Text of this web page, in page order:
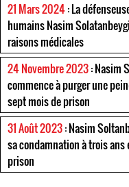
21 Mars 2024: La
humains Nasim
raisons médicales
24 Novembre 2023: Nasim
commence à purger une
sept mois de prison
31 Août 2023: Nasim
sa condamnation à trois ans
prison